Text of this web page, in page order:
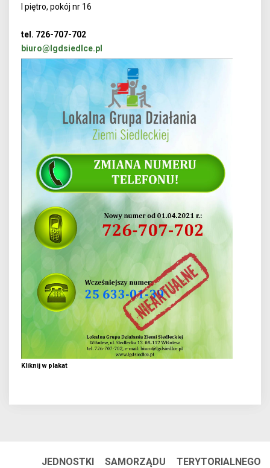
I piętro, pokój nr 16
tel. 726-707-702
biuro@lgdsiedlce.pl
Kliknij w plakat
JEDNOSTKI SAMORZĄDU TERYTORIALNEGO